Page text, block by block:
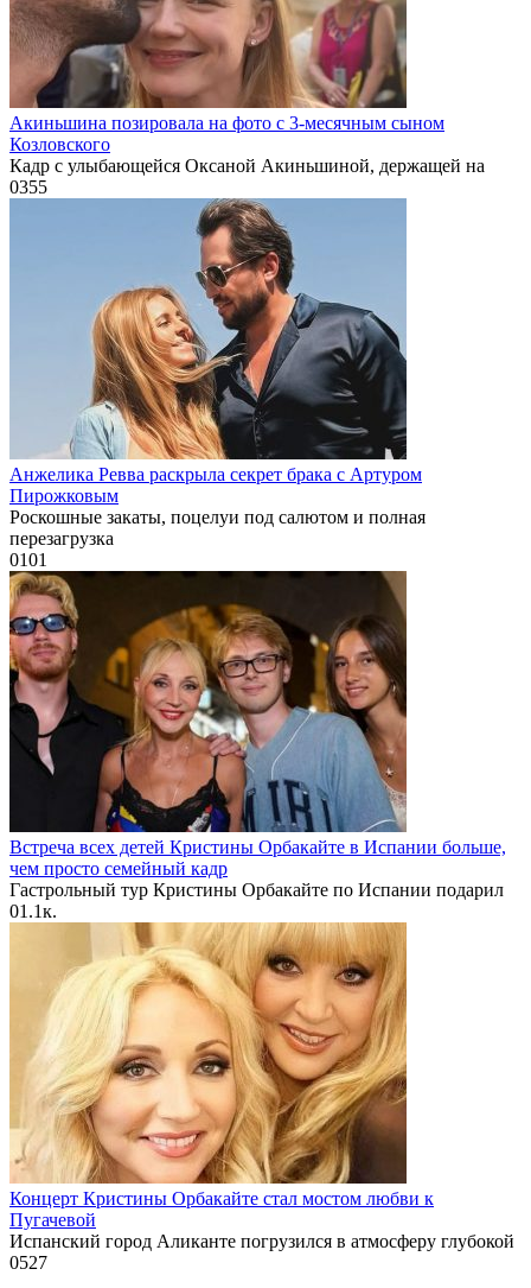
Акиньшина позировала на фото с 3-месячным сыном
Козловского
Кадр с улыбающейся Оксаной Акиньшиной, держащей на
0355
Анжелика Ревва раскрыла секрет брака с Артуром
Пирожковым
Роскошные закаты, поцелуи под салютом и полная
перезагрузка
0101
Встреча всех детей Кристины Орбакайте в Испании больше,
чем просто семейный кадр
Гастрольный тур Кристины Орбакайте по Испании подарил
01.1к.
Концерт Кристины Орбакайте стал мостом любви к
Пугачевой
Испанский город Аликанте погрузился в атмосферу глубокой
0527